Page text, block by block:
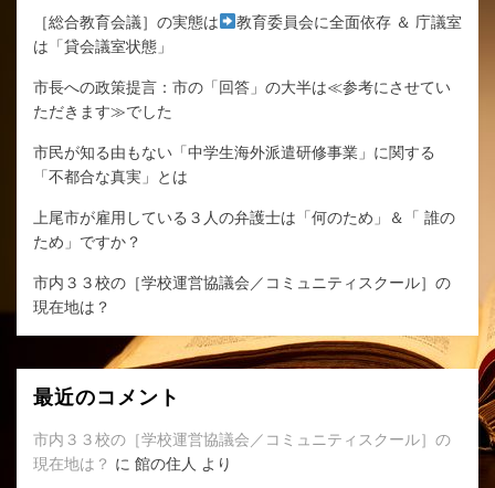
［総合教育会議］の実態は
教育委員会に全面依存 ＆ 庁議室
は「貸会議室状態」
市長への政策提言：市の「回答」の大半は≪参考にさせてい
ただきます≫でした
市民が知る由もない「中学生海外派遣研修事業」に関する
「不都合な真実」とは
上尾市が雇用している３人の弁護士は「何のため」＆「 誰の
ため」ですか？
市内３３校の［学校運営協議会／コミュニティスクール］の
現在地は？
最近のコメント
市内３３校の［学校運営協議会／コミュニティスクール］の
現在地は？ に 館の住人 より